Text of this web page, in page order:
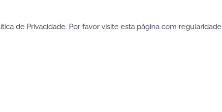
de Privacidade. Por favor visite esta página com